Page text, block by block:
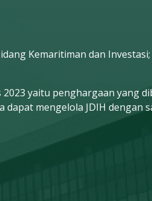
Kemaritiman dan Investasi;
yaitu penghargaan yang
mengelola JDIH dengan